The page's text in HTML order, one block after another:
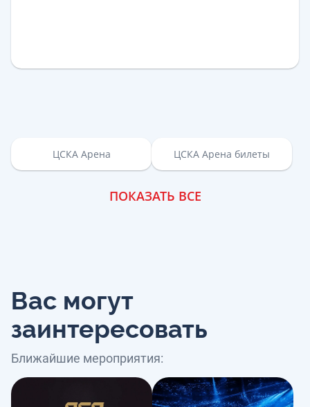
ЦСКА Арена ЦСКА Арена билеты
ПОКАЗАТЬ ВСЕ
Вас могут
заинтересовать
Ближайшие мероприятия: